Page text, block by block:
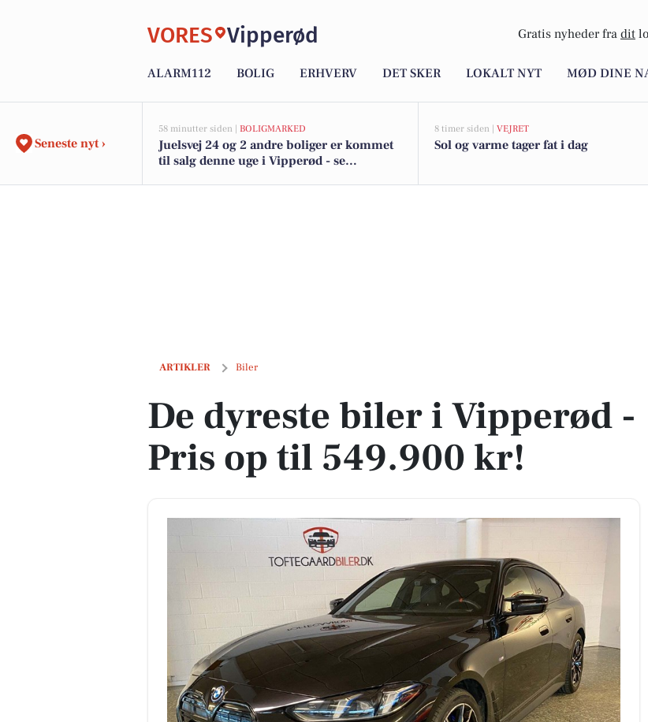
VORES Vipperød Gratis nyheder fra dit
ALARM112 BOLIG ERHVERV DET SKER LOKALT NYT MØD DINE
Seneste nyt ›
58 minutter siden | BOLIGMARKED
Juelsvej 24 og 2 andre boliger er kommet
til salg denne uge i Vipperød - se
8 timer siden | VEJRET
Sol og varme tager fat i dag
ARTIKLER Biler
De dyreste biler i Vipperød - Pris op til 549.900 kr!
De dyreste biler i Vipperød -
Pris op til 549.900 kr!